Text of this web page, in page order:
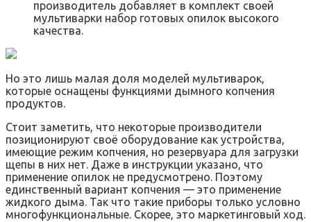
производитель добавляет в комплект своей
мультиварки набор готовых опилок высокого
качества.
Но это лишь малая доля моделей мультиварок,
которые оснащены функциями дымного копчения
продуктов.
Стоит заметить, что некоторые производители
позиционируют своё оборудование как устройства,
имеющие режим копчения, но резервуара для загрузки
щепы в них нет. Даже в инструкции указано, что
применение опилок не предусмотрено. Поэтому
единственный вариант копчения — это применение
жидкого дыма. Так что такие приборы только условно
многофункциональные. Скорее, это маркетинговый ход.